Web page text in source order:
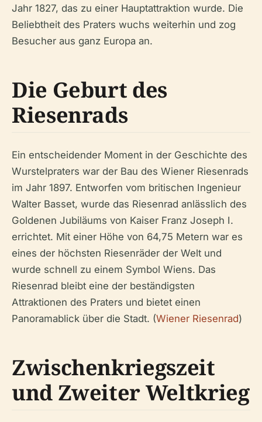
Jahr 1827, das zu einer Hauptattraktion wurde. Die
Beliebtheit des Praters wuchs weiterhin und zog
Besucher aus ganz Europa an.
Die Geburt des
Riesenrads
Ein entscheidender Moment in der Geschichte des
Wurstelpraters war der Bau des Wiener Riesenrads
im Jahr 1897. Entworfen vom britischen Ingenieur
Walter Basset, wurde das Riesenrad anlässlich des
Goldenen Jubiläums von Kaiser Franz Joseph I.
errichtet. Mit einer Höhe von 64,75 Metern war es
eines der höchsten Riesenräder der Welt und
wurde schnell zu einem Symbol Wiens. Das
Riesenrad bleibt eine der beständigsten
Attraktionen des Praters und bietet einen
Panoramablick über die Stadt. (Wiener Riesenrad)
Zwischenkriegszeit
und Zweiter Weltkrieg